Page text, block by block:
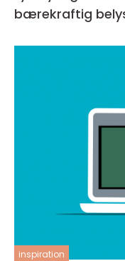
bærekraftig
inspiration